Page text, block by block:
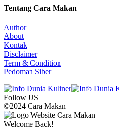
Tentang Cara Makan
Author
About
Kontak
Disclaimer
Term & Condition
Pedoman Siber
Follow US
©2024 Cara Makan
Welcome Back!